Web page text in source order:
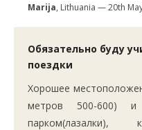
Marija, Lithuania — 20th
Обязательно буду
поездки
Хорошее
метров 500-600)